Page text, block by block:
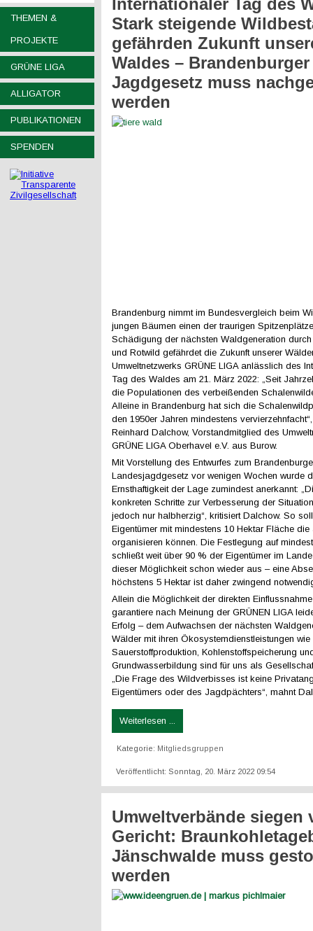
THEMEN &
PROJEKTE
GRÜNE LIGA
ALLIGATOR
PUBLIKATIONEN
SPENDEN
Internationaler Tag des
Stark steigende
gefährden Zukunft
Waldes – Brandenburger
Jagdgesetz muss
werden
Brandenburg nimmt im Bundesvergleich beim
jungen Bäumen einen der traurigen
Schädigung der nächsten Waldgeneration
und Rotwild gefährdet die Zukunft unserer
Umweltnetzwerks GRÜNE LIGA anlässlich des
Tag des Waldes am 21. März 2022: „Seit
die Populationen des verbeißenden
Alleine in Brandenburg hat sich die
den 1950er Jahren mindestens
Reinhard Dalchow, Vorstandmitglied des
GRÜNE LIGA Oberhavel e.V. aus Burow.
Mit Vorstellung des Entwurfes zum
Landesjagdgesetz vor wenigen Wochen wurde
Ernsthaftigkeit der Lage zumindest anerkannt:
konkreten Schritte zur Verbesserung der
jedoch nur halbherzig“, kritisiert Dalchow. So
Eigentümer mit mindestens 10 Hektar Fläche
organisieren können. Die Festlegung auf
schließt weit über 90 % der Eigentümer im
dieser Möglichkeit schon wieder aus – eine
höchstens 5 Hektar ist daher zwingend
Allein die Möglichkeit der direkten
garantiere nach Meinung der GRÜNEN LIGA
Erfolg – dem Aufwachsen der nächsten
Wälder mit ihren Ökosystemdienstleistungen wie
Sauerstoffproduktion, Kohlenstoffspeicherung
Grundwasserbildung sind für uns als
„Die Frage des Wildverbisses ist keine
Eigentümers oder des Jagdpächters“, mahnt
Weiterlesen ...
Kategorie: Mitgliedsgruppen
Veröffentlicht: Sonntag, 20. März 2022 09:54
Umweltverbände siegen
Gericht:
Jänschwalde muss
werden